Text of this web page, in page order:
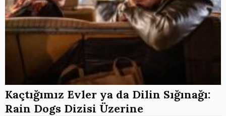
Kaçtığımız Evler ya da Dilin Sığınağı:
Rain Dogs Dizisi Üzerine